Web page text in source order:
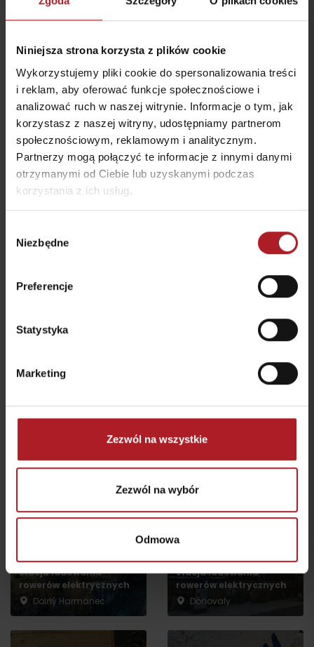
Niniejsza strona korzysta z plików cookie
Wykorzystujemy pliki cookie do spersonalizowania treści
i reklam, aby oferować funkcje społecznościowe i
analizować ruch w naszej witrynie. Informacje o tym, jak
korzystasz z naszej witryny, udostępniamy partnerom
społecznościowym, reklamowym i analitycznym.
Partnerzy mogą połączyć te informacje z innymi danymi
otrzymanymi od Ciebie lub uzyskanymi podczas
korzystania z ich usług.
zgody
Niezbędne
Preferencje
Statystyka
Marketing
Zezwól na wszystkie
Zezwól na wybór
Odmowa
Koliba Janosika
Liptovská Osada
Restauracja Smrekovica
Ľubochňa
Bistro Železnô
Magurka
Koliba pod Vlkolíncom
Potok
Aktivity a relax v gh blízkosti:
górski Kráľova studňa –
stacja ładowania
rowerów elektrycznych
Dolný Harmanec
Donovaly, Koliba Goral –
stacja ładowania
rowerów elektrycznych
Donovaly